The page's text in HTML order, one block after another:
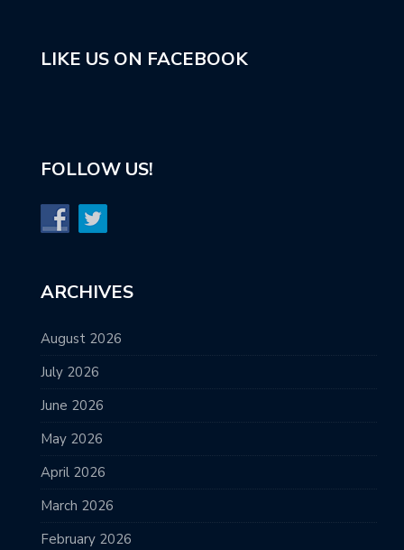
LIKE US ON FACEBOOK
FOLLOW US!
ARCHIVES
August 2026
July 2026
June 2026
May 2026
April 2026
March 2026
February 2026